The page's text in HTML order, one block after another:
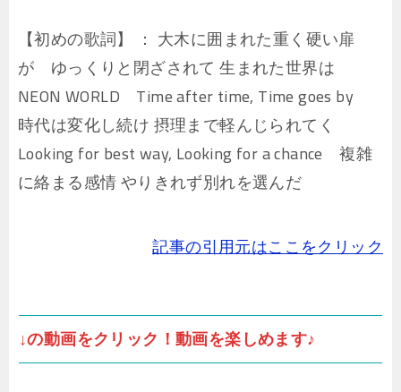
【初めの歌詞】 ： 大木に囲まれた重く硬い扉
が ゆっくりと閉ざされて 生まれた世界は
NEON WORLD Time after time, Time goes by
時代は変化し続け 摂理まで軽んじられてく
Looking for best way, Looking for a chance 複雑
に絡まる感情 やりきれず別れを選んだ
記事の引用元はここをクリック
↓の動画をクリック！動画を楽しめます♪